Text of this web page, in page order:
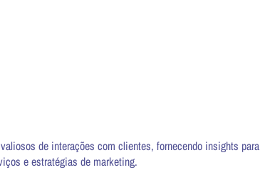
de interações com clientes, fornecendo insights para
e estratégias de marketing.